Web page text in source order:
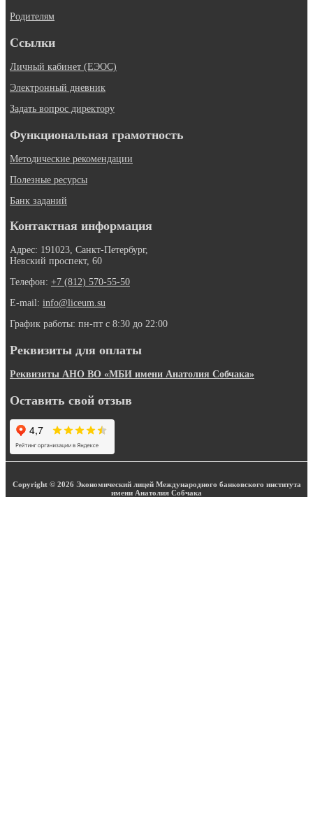
Родителям
Ссылки
Личный кабинет (ЕЭОС)
Электронный дневник
Задать вопрос директору
Функциональная грамотность
Методические рекомендации
Полезные ресурсы
Банк заданий
Контактная информация
Адрес: 191023, Санкт-Петербург,
Невский проспект, 60
Телефон: +7 (812) 570-55-50
E-mail: info@liceum.su
График работы: пн-пт с 8:30 до 22:00
Реквизиты для оплаты
Реквизиты АНО ВО «МБИ имени Анатолия Собчака»
Оставить свой отзыв
Copyright © 2026 Экономический лицей Международного банковского института
имени Анатолия Собчака